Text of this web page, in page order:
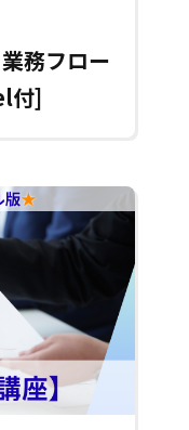
務フロー
付]